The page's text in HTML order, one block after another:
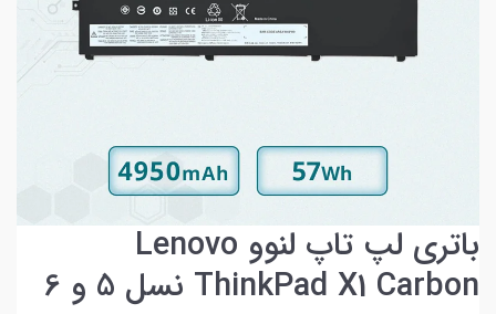
باتری لپ تاپ لنوو Lenovo
ThinkPad X1 Carbon نسل 5 و 6